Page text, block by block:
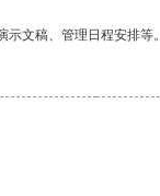
文稿、管理日程安排等。